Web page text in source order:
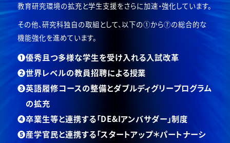
教育研究環境の拡充と学生支援をさらに加速・強化しています。
その他、研究科独自の取組として、以下の①から⑦の総合的な
機能強化を進めています。
優秀且つ多様な学生を受け入れる入試改革
世界レベルの教員招聘による授業
英語履修コースの整備とダブルディグリープログラム
の拡充
卒業生等と連携する「DE&Iアンバサダー」制度
産学官民と連携する「スタートアップ＊パートナーシ